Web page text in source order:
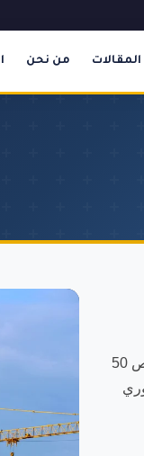
المقالات من نحن
نقدم أفضل خدمة تأجير تاور كرين في حي الفيصلية بالدمام. نحرص على تسليم المعدة بحالة ممتازة بعد فحص 50